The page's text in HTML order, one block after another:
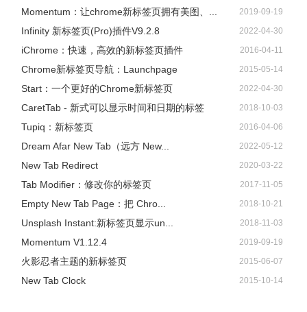
Momentum：让chrome新标签页拥有美图、... 2019-09-19
Infinity 新标签页(Pro)插件V9.2.8 2022-04-30
iChrome：快速，高效的新标签页插件 2016-04-11
Chrome新标签页导航：Launchpage 2015-05-14
Start：一个更好的Chrome新标签页 2022-04-30
CaretTab - 新式可以显示时间和日期的标签 2018-10-03
Tupiq：新标签页 2016-04-06
Dream Afar New Tab（远方 New... 2022-05-12
New Tab Redirect 2020-03-22
Tab Modifier：修改你的标签页 2017-11-05
Empty New Tab Page：把 Chro... 2018-10-21
Unsplash Instant:新标签页显示un... 2018-11-03
Momentum V1.12.4 2019-09-19
火影忍者主题的新标签页 2015-06-07
New Tab Clock 2015-10-14